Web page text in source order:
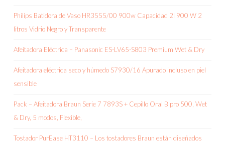
Philips Batidora de Vaso HR3555/00 900w Capacidad 2l 900 W 2
litros Vidrio Negro y Transparente
Afeitadora Eléctrica – Panasonic ES-LV65-S803 Premium Wet & Dry
Afeitadora eléctrica seco y húmedo S7930/16 Apurado incluso en piel
sensible
Pack – Afeitadora Braun Serie 7 7893S + Cepillo Oral B pro 500, Wet
& Dry, 5 modos, Flexible,
Tostador PurEase HT3110 – Los tostadores Braun están diseñados